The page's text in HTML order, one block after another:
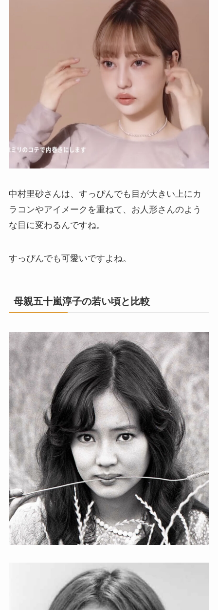
中村里砂さんは、すっぴんでも目が大きい上にカ
ラコンやアイメークを重ねて、お人形さんのよう
な目に変わるんですね。
すっぴんでも可愛いですよね。
母親五十嵐淳子の若い頃と比較